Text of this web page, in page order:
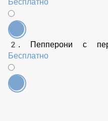
2. Ветчина и грибы томатная
Бесплатно